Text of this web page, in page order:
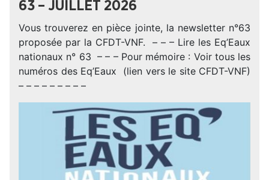
63 – JUILLET 2026
Vous trouverez en pièce jointe, la newsletter n°63
proposée par la CFDT-VNF. – – – Lire les Eq’Eaux
nationaux n° 63 – – – Pour mémoire : Voir tous les
numéros des Eq’Eaux (lien vers le site CFDT-VNF)
– – – – – – – – –